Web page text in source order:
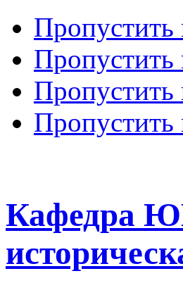
Пропустить
Пропустить
Пропустить
Пропустить
Кафедра